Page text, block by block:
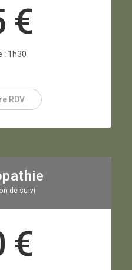
€
: 1h30
RDV
de suivi
€